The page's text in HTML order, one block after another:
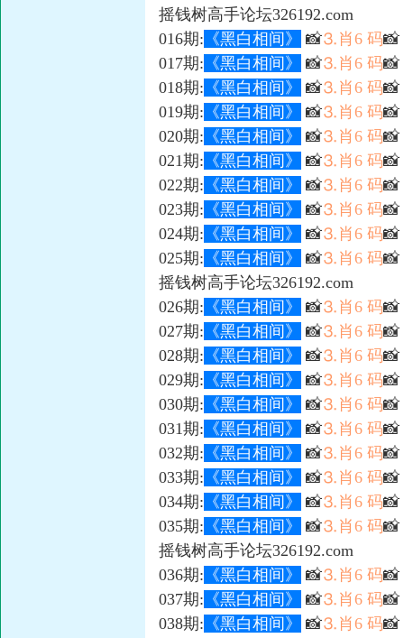
摇钱树高手论坛326192.com
016期: 《黑白相间》 📸⒊肖6 码📸
017期: 《黑白相间》 📸⒊肖6 码📸
018期: 《黑白相间》 📸⒊肖6 码📸
019期: 《黑白相间》 📸⒊肖6 码📸
020期: 《黑白相间》 📸⒊肖6 码📸
021期: 《黑白相间》 📸⒊肖6 码📸
022期: 《黑白相间》 📸⒊肖6 码📸
023期: 《黑白相间》 📸⒊肖6 码📸
024期: 《黑白相间》 📸⒊肖6 码📸
025期: 《黑白相间》 📸⒊肖6 码📸
摇钱树高手论坛326192.com
026期: 《黑白相间》 📸⒊肖6 码📸
027期: 《黑白相间》 📸⒊肖6 码📸
028期: 《黑白相间》 📸⒊肖6 码📸
029期: 《黑白相间》 📸⒊肖6 码📸
030期: 《黑白相间》 📸⒊肖6 码📸
031期: 《黑白相间》 📸⒊肖6 码📸
032期: 《黑白相间》 📸⒊肖6 码📸
033期: 《黑白相间》 📸⒊肖6 码📸
034期: 《黑白相间》 📸⒊肖6 码📸
035期: 《黑白相间》 📸⒊肖6 码📸
摇钱树高手论坛326192.com
036期: 《黑白相间》 📸⒊肖6 码📸
037期: 《黑白相间》 📸⒊肖6 码📸
038期: 《黑白相间》 📸⒊肖6 码📸